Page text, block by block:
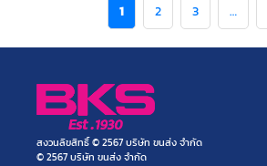
1 2 3 …
สงวนลิขสิทธิ์ © 2567 บริษัท ขนส่ง จำกัด
© 2567 บริษัท ขนส่ง จำกัด